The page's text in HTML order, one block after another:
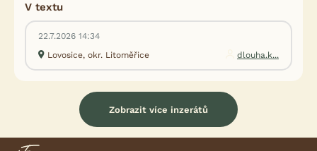
V textu
22.7.2026 14:34
Lovosice, okr. Litoměřice
dlouha.k...
Zobrazit více inzerátů